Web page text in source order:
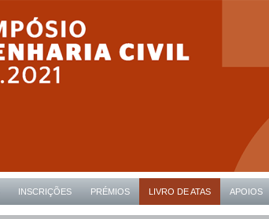
INSCRIÇÕES PRÉMIOS LIVRO DE ATAS APOIOS